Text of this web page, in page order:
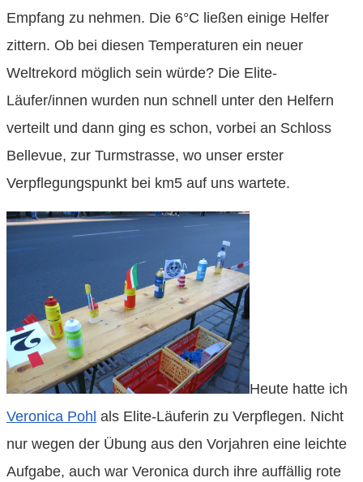
Empfang zu nehmen. Die 6°C ließen einige Helfer
zittern. Ob bei diesen Temperaturen ein neuer
Weltrekord möglich sein würde? Die Elite-
Läufer/innen wurden nun schnell unter den Helfern
verteilt und dann ging es schon, vorbei an Schloss
Bellevue, zur Turmstrasse, wo unser erster
Verpflegungspunkt bei km5 auf uns wartete.
Heute hatte ich
Veronica Pohl als Elite-Läuferin zu Verpflegen. Nicht
nur wegen der Übung aus den Vorjahren eine leichte
Aufgabe, auch war Veronica durch ihre auffällig rote